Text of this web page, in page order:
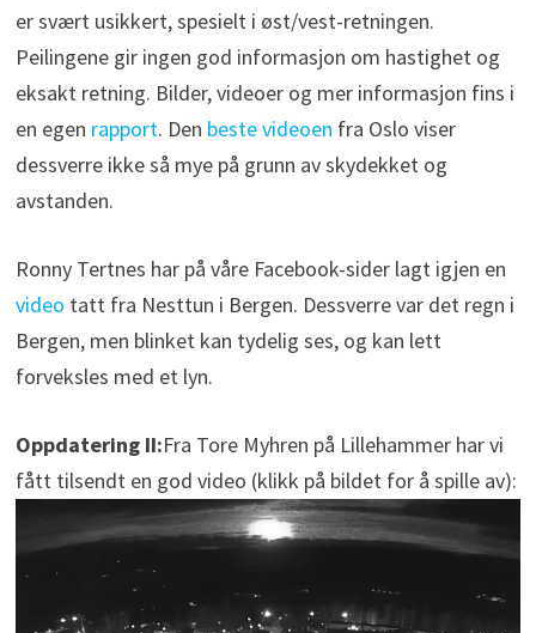
er svært usikkert, spesielt i øst/vest-retningen.
Peilingene gir ingen god informasjon om hastighet og
eksakt retning. Bilder, videoer og mer informasjon fins i
en egen rapport. Den beste videoen fra Oslo viser
dessverre ikke så mye på grunn av skydekket og
avstanden.
Ronny Tertnes har på våre Facebook-sider lagt igjen en
video tatt fra Nesttun i Bergen. Dessverre var det regn i
Bergen, men blinket kan tydelig ses, og kan lett
forveksles med et lyn.
Oppdatering II:Fra Tore Myhren på Lillehammer har vi
fått tilsendt en god video (klikk på bildet for å spille av):